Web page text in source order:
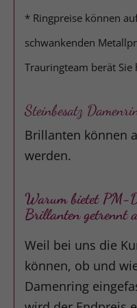
* Ringpreise können
schwankenden
Trauringteam berät Sie
Steinbesatz
Brillanten können
werden.
Warum bietet PM-
Brillanten getrennt
Weil bei uns die
können, ob und
Damenring